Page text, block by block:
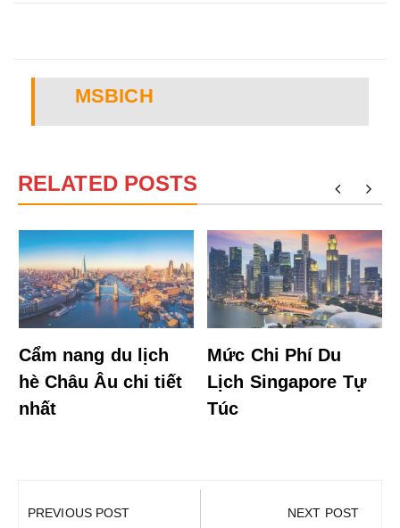
MSBICH
RELATED POSTS
Cẩm nang du lịch
hè Châu Âu chi tiết
nhất
Mức Chi Phí Du
Lịch Singapore Tự
Túc
hướng
PREVIOUS POST NEXT POST